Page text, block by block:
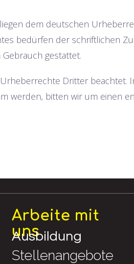
dem deutschen
bedürfen der schriftlichen
gestattet.
Dritter
werden, bitten wir um einen
Arbeite mit
uns
Ausbildung
Stellenangebote